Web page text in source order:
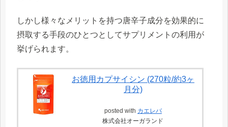
しかし様々なメリットを持つ唐辛子成分を効果的に
摂取する手段のひとつとしてサプリメントの利用が
挙げられます。
お徳用カプサイシン (270粒/約3ヶ
月分)
posted with カエレバ
株式会社オーガランド